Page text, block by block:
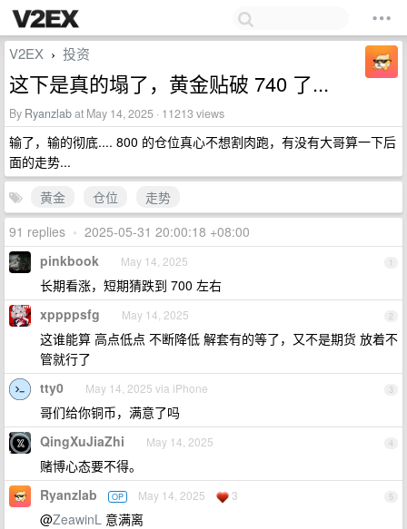
V2EX › 投资
这下是真的塌了，黄金贴破 740 了...
By Ryanzlabat May 14, 2025 · 11213 views
输了，输的彻底.... 800 的仓位真心不想割肉跑，有没有大哥算一下后
面的走势...
黄金
仓位
走势
91 replies • 2025-05-31 20:00:18 +08:00
1
pinkbook May 14, 2025
长期看涨，短期猜跌到 700 左右
2
xppppsfg May 14, 2025
这谁能算 高点低点 不断降低 解套有的等了，又不是期货 放着不
管就行了
3
tty0 May 14, 2025 via iPhone
哥们给你铜币，满意了吗
4
QingXuJiaZhi May 14, 2025
赌博心态要不得。
5
Ryanzlab OP May 14, 2025 3
@ZeawinL 意满离